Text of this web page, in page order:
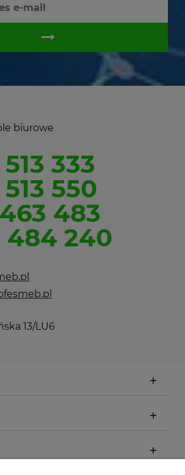
biurowe
333
550
483
484 240
13/LU6